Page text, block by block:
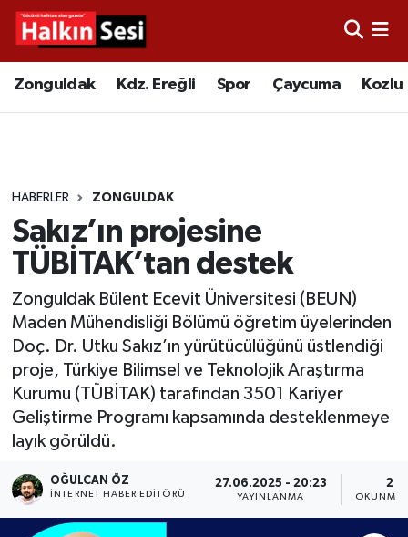
Zonguldak Kdz. Ereğli Spor Çaycuma Kozlu
HABERLER ZONGULDAK
Sakız’ın projesine
TÜBİTAK’tan destek
Zonguldak Bülent Ecevit Üniversitesi (BEUN)
Maden Mühendisliği Bölümü öğretim üyelerinden
Doç. Dr. Utku Sakız’ın yürütücülüğünü üstlendiği
proje, Türkiye Bilimsel ve Teknolojik Araştırma
Kurumu (TÜBİTAK) tarafından 3501 Kariyer
Geliştirme Programı kapsamında desteklenmeye
layık görüldü.
OĞULCAN ÖZ
İNTERNET HABER EDITÖRÜ
27.06.2025 - 20:23
YAYINLANMA
2
OKUNMA
Video
Çaycuma
Alaplı
Asayiş
Bartın
Karabük
Devrek
Bolu
ÇEVRE
Merkez Hava Durumu
Tüm Manşetler
Son Dakika Haberleri
Haber Arşivi